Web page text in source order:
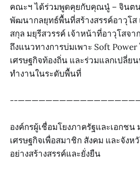
คณะฯ ได้ร่วมพูดคุยกับคุณนู๋ – จินต
พัฒนากลยุทธ์พื้นที่สร้างสรรค์อาวุโส
สกุล มยุรีสวรรค์ เจ้าหน้าที่อาวุโสจ
ถึงแนวทางการบ่มเพาะ Soft
เศรษฐกิจท้องถิ่น และร่วมแลกเปลี่ย
ทำงานในระดับพื้นที่
--
องค์กรผู้เชื่อมโยงภาครัฐและเอกชน
เศรษฐกิจเพื่อสมาชิก สังคม และจังห
อย่างสร้างสรรค์และยั่งยืน